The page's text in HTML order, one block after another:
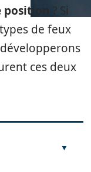
position ? Si
de feux
ces deux